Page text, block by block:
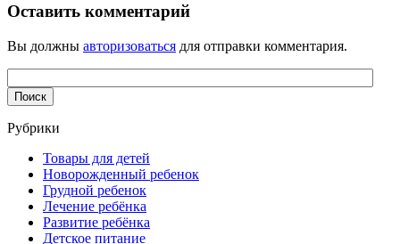
Оставить комментарий
Вы должны авторизоваться для отправки комментария.
Рубрики
Товары для детей
Новорожденный ребенок
Грудной ребенок
Лечение ребёнка
Развитие ребёнка
Детское питание